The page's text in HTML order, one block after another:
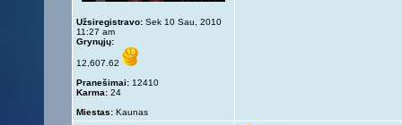
Užsiregistravo: Sek 10 Sau, 2010
11:27 am
Grynųjų:
12,607.62
Pranešimai: 12410
Karma: 24
Miestas: Kaunas